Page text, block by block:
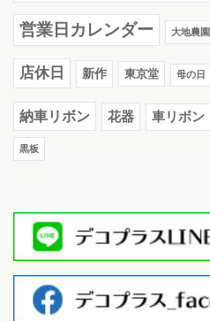
営業日カレンダー 大地農園
店休日 新作 東京堂 母の日
納車リボン 花器 車リボン
黒板